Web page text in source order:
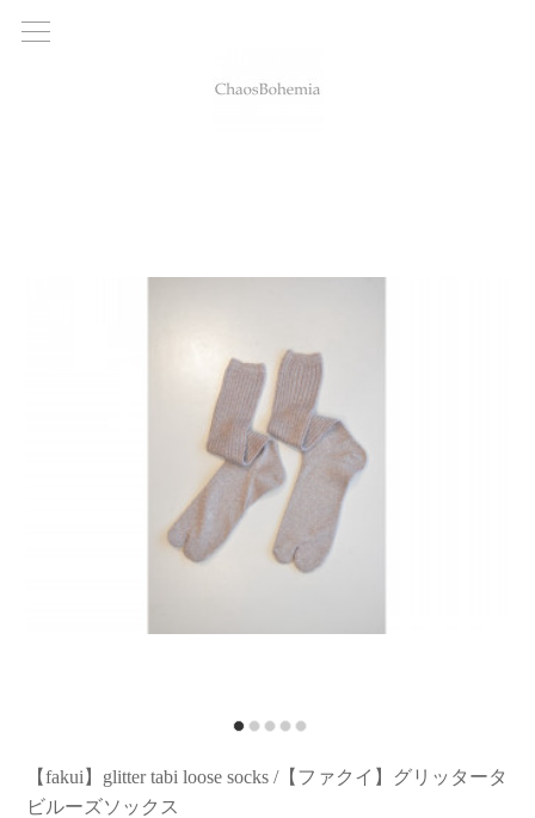
【fakui】glitter tabi loose socks /【ファクイ】グリッタータ
ビルーズソックス